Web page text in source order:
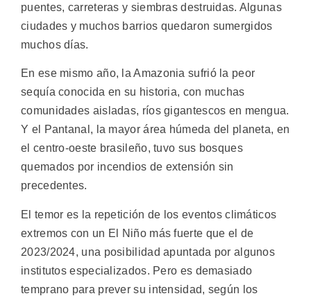
puentes, carreteras y siembras destruidas. Algunas
ciudades y muchos barrios quedaron sumergidos
muchos días.
En ese mismo año, la Amazonia sufrió la peor
sequía conocida en su historia, con muchas
comunidades aisladas, ríos gigantescos en mengua.
Y el Pantanal, la mayor área húmeda del planeta, en
el centro-oeste brasileño, tuvo sus bosques
quemados por incendios de extensión sin
precedentes.
El temor es la repetición de los eventos climáticos
extremos con un El Niño más fuerte que el de
2023/2024, una posibilidad apuntada por algunos
institutos especializados. Pero es demasiado
temprano para prever su intensidad, según los